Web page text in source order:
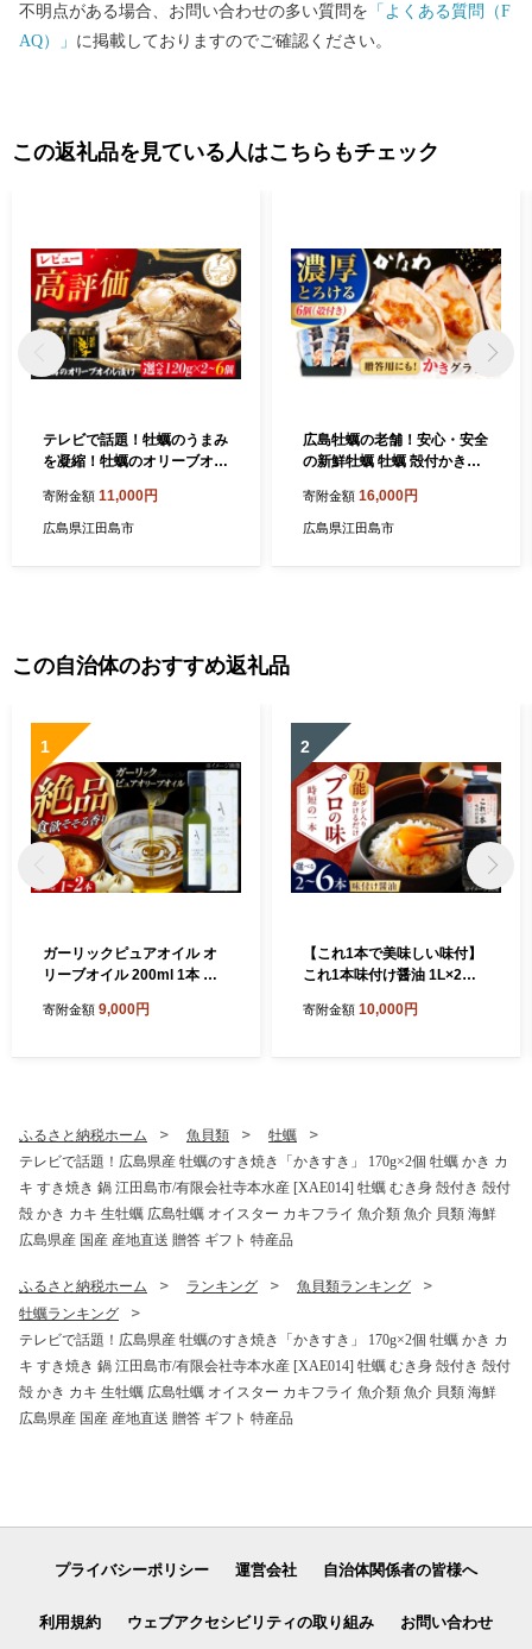
不明点がある場合、お問い合わせの多い質問を 「よくある質問（F
AQ）」 に掲載しておりますのでご確認ください。
この返礼品を見ている人はこちらもチェック
テレビで話題！牡蠣のうまみ
を凝縮！牡蠣のオリーブオイ
オリーブオイル おつまみ 江
田島市/有限会社寺本水産 [X
フト 特産品
寄附金額 11,000円
広島県江田島市
広島牡蠣の老舗！安心・安全
の新鮮牡蠣 牡蠣 殻付かきグ
食 海鮮 海産物 広島県産 江田
島市/株式会社かなわ [XBP02
寄附金額 16,000円
広島県江田島市
この自治体のおすすめ返礼品
1
ガーリックピュアオイル オ
リーブオイル 200ml 1本 調
ジン エクストラバージン お
人気 高品質 好評 広島県産 江
田島市/リベラグループ株式
会社 [XAJ083]
寄附金額 9,000円
2
【これ1本で美味しい味付】
これ1本味付け醤油 1L×2本
ょう油 しょうゆ お醤油 セッ
質 好評 広島県産 江田島市/濱
口醤油 [XAA009]
寄附金額 10,000円
ふるさと納税ホーム 魚貝類
牡蠣
テレビで話題！広島県産 牡蠣のすき焼き「かきすき」 170g×2個 牡蠣 かき カ
キ すき焼き 鍋 江田島市/有限会社寺本水産 [XAE014] 牡蠣 むき身 殻付き 殻付
殻 かき カキ 生牡蠣 広島牡蠣 オイスター カキフライ 魚介類 魚介 貝類 海鮮
広島県産 国産 産地直送 贈答 ギフト 特産品
ふるさと納税ホーム ランキング
魚貝類ランキング
牡蠣ランキング
テレビで話題！広島県産 牡蠣のすき焼き「かきすき」 170g×2個 牡蠣 かき カ
キ すき焼き 鍋 江田島市/有限会社寺本水産 [XAE014] 牡蠣 むき身 殻付き 殻付
殻 かき カキ 生牡蠣 広島牡蠣 オイスター カキフライ 魚介類 魚介 貝類 海鮮
広島県産 国産 産地直送 贈答 ギフト 特産品
プライバシーポリシー 運営会社 自治体関係者の皆様へ
利用規約 ウェブアクセシビリティの取り組み お問い合わせ